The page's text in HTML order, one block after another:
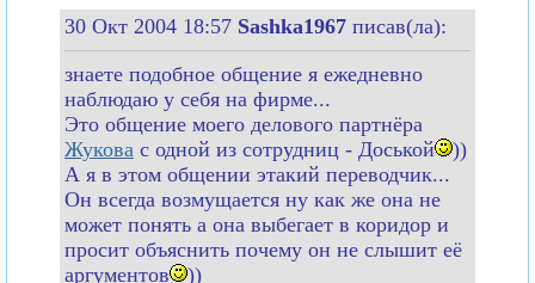
30 Окт 2004 18:57 Sashka1967 писав(ла):
знаете подобное общение я ежедневно
наблюдаю у себя на фирме...
Это общение моего делового партнёра
Жукова с одной из сотрудниц - Доськой
))
А я в этом общении этакий переводчик...
Он всегда возмущается ну как же она не
может понять а она выбегает в коридор и
просит объяснить почему он не слышит её
аргументов
))